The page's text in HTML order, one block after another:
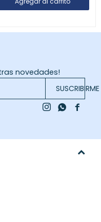
novedades!
SUSCRIBIRME

 